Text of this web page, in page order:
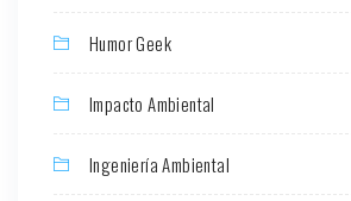
Humor Geek
Impacto Ambiental
Ingeniería Ambiental